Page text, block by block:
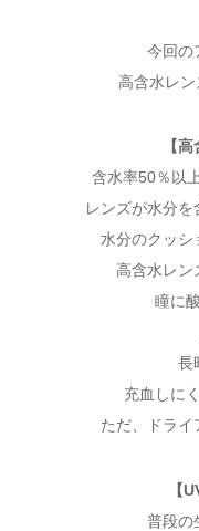
今回の
高含水レ
【
含水率50％以
レンズが水分を
水分のクッシ
高含水レン
瞳に
長
充血しに
ただ、ドライ
【
普段の